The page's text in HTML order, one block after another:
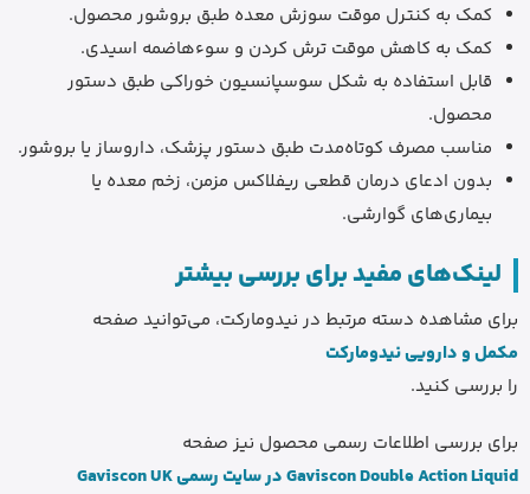
کمک به کنترل موقت سوزش معده طبق بروشور محصول.
کمک به کاهش موقت ترش کردن و سوءهاضمه اسیدی.
قابل استفاده به شکل سوسپانسیون خوراکی طبق دستور
محصول.
مناسب مصرف کوتاه‌مدت طبق دستور پزشک، داروساز یا بروشور.
بدون ادعای درمان قطعی ریفلاکس مزمن، زخم معده یا
بیماری‌های گوارشی.
لینک‌های مفید برای بررسی بیشتر
برای مشاهده دسته مرتبط در نیدومارکت، می‌توانید صفحه
مکمل و دارویی نیدومارکت
را بررسی کنید.
برای بررسی اطلاعات رسمی محصول نیز صفحه
Gaviscon Double Action Liquid در سایت رسمی Gaviscon UK